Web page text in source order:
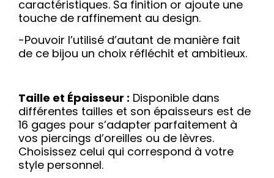
caractéristiques. Sa finition or ajoute une
touche de raffinement au design.
-Pouvoir l’utilisé d’autant de manière fait
de ce bijou un choix réfléchit et ambitieux.
Taille et Épaisseur : Disponible dans
différentes tailles et son épaisseurs est de
16 gages pour s’adapter parfaitement à
vos piercings d’oreilles ou de lèvres.
Choisissez celui qui correspond à votre
style personnel.